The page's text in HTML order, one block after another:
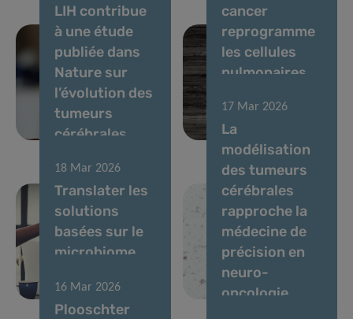
LIH contribue
à une étude
publiée dans
Nature sur
l’évolution des
tumeurs
cérébrales
cancer
reprogramme
les cellules
pulmonaires
les
métastases
18 Mar 2026
Translater les
solutions
basées sur le
microbiome
intestinale
17 Mar 2026
La
modélisation
des tumeurs
cérébrales
rapproche la
médecine de
précision en
neuro-
oncologie
16 Mar 2026
Plooschter